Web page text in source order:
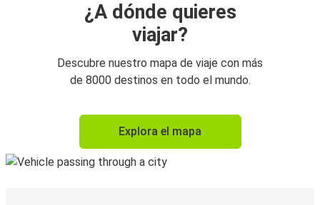
¿A dónde quieres
viajar?
Descubre nuestro mapa de viaje con más
de 8000 destinos en todo el mundo.
Explora el mapa